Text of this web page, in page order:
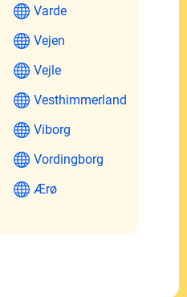
Varde
Vejen
Vejle
Vesthimmerland
Viborg
Vordingborg
Ærø